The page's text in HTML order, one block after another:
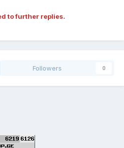
to further replies.
Followers 0